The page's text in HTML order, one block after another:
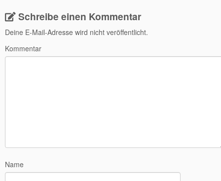
Schreibe einen Kommentar
Deine E-Mail-Adresse wird nicht veröffentlicht.
Kommentar
Name